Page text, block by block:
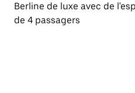
Berline de luxe avec de
de 4 passagers